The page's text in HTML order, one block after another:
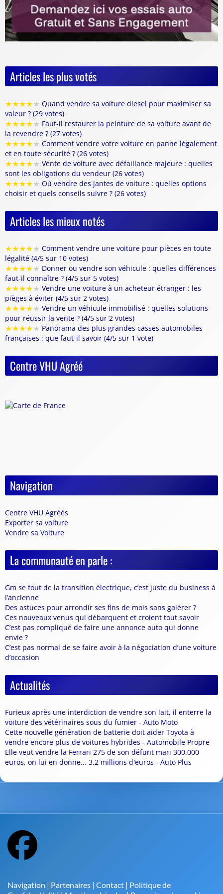
Articles les plus votés
★★★★★ Quand vendre sa voiture diesel pour maximiser sa
valeur ? (29 votes)
★★★★★ Faut-il restaurer la peinture de sa voiture avant de
la revendre ? (27 votes)
★★★★★ Comment vendre votre voiture en panne légalement
et en toute sécurité ? (26 votes)
★★★★★ Vente de voiture avec défaillance majeure : quelles
sont les obligations du vendeur (26 votes)
★★★★★ Où vendre des jantes de voiture : quelles options
choisir et quels conseils suivre ? (26 votes)
Articles les mieux notés
★★★★★ Comment vendre une voiture pour pièces en toute
légalité (4/5 sur 10 votes)
★★★★★ Donner ou vendre son véhicule : quelles différences
faut-il connaître ? (4/5 sur 5 votes)
★★★★★ Vendre une voiture à un acheteur étranger : les
pièges à éviter (4/5 sur 2 votes)
★★★★★ Vendre un véhicule immobilisé : quelles solutions
pour réussir la vente ? (4/5 sur 2 votes)
★★★★★ Panorama des plus grandes casses automobiles
françaises : que faut-il savoir (4/5 sur 1 vote)
Centre VHU Agréé
Navigation
Centre VHU Agréés
Exporter sa voiture
Vendre sa Voiture
La communauté en parle :
Gm se fout de la transition électrique, c’est juste du business à
l’ancienne
Des astuces pour arrondir ses fins de mois sans galérer ?
Ces nouveaux venus qui débarquent et croient tout savoir
C’est pas compliqué de faire une annonce auto qui donne
envie ?
C’est pas normal de se faire avoir à la négociation d’une voiture
d’occasion
Actualités
Furieux après une interdiction de vendre son lait, il enterre la
voiture des vétérinaires sous du fumier - Auto Moto
Cette nouvelle génération de batterie doit aider Toyota à
vendre encore plus de voitures hybrides - Automobile Propre
Elle veut vendre la Ferrari 275 de son défunt mari 300.000
euros, on lui en donne... 3,2 millions d'euros - Auto Plus
Navigation | Partenaires | Contact | Politique de